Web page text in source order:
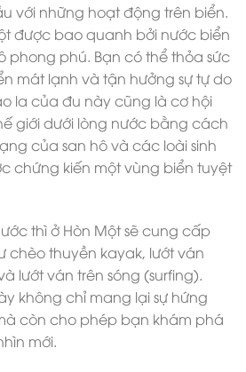
với những hoạt động trên biển.
được bao quanh bởi nước biển
phong phú. Bạn có thể thỏa sức
mát lạnh và tận hưởng sự tự do
la của đu này cũng là cơ hội
giới dưới lòng nước bằng cách
của san hô và các loài sinh
chứng kiến một vùng biển tuyệt
thì ở Hòn Một sẽ cung cấp
chèo thuyền kayak, lướt ván
lướt ván trên sóng (surfing).
không chỉ mang lại sự hứng
còn cho phép bạn khám phá
mới.